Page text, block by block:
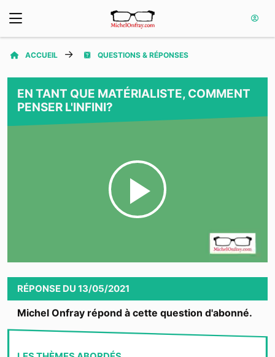
ACCUEIL QUESTIONS & RÉPONSES
EN TANT QUE MATÉRIALISTE, COMMENT
PENSER L'INFINI?
Play
Video
RÉPONSE DU 13/05/2021
Michel Onfray répond à cette question d'abonné.